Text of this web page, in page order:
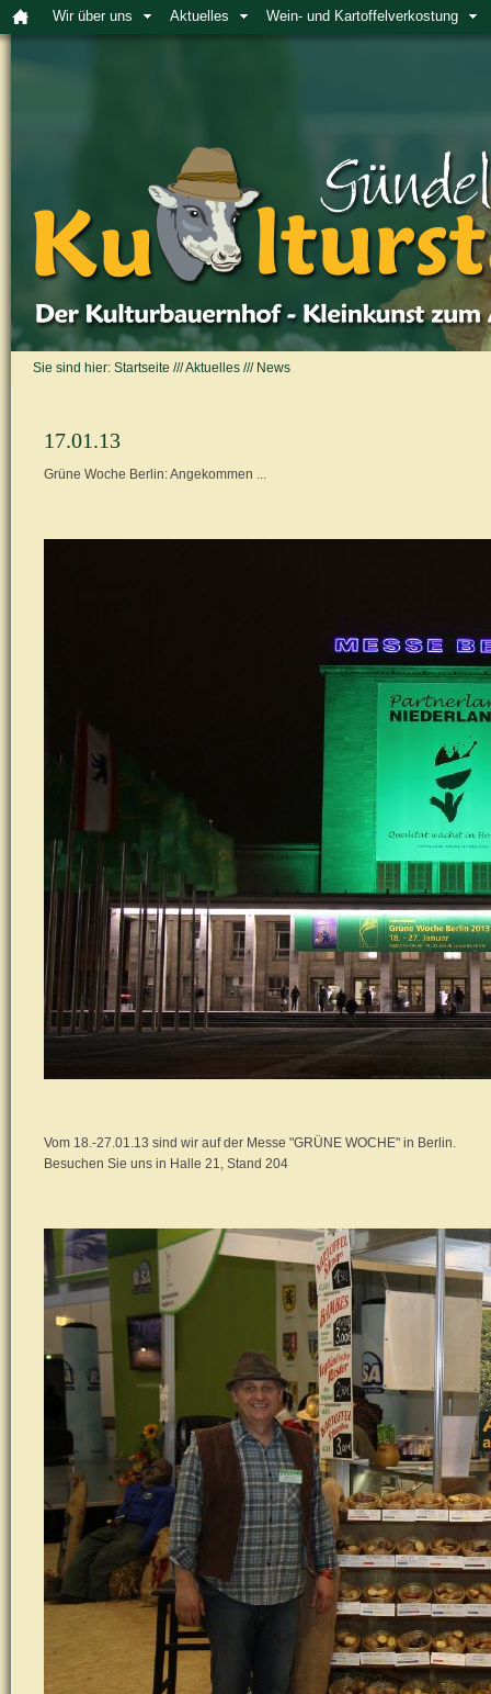
Wir über uns Aktuelles Wein- und Kartoffelverkostung
Sie sind hier: Startseite ///Aktuelles /// News
17.01.13
Grüne Woche Berlin: Angekommen ...
Vom 18.-27.01.13 sind wir auf der Messe "GRÜNE WOCHE" in Berlin.
Besuchen Sie uns in Halle 21, Stand 204